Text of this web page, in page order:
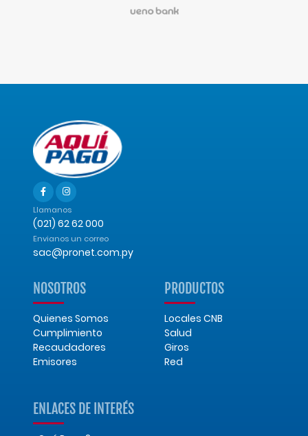
Llamanos
(021) 62 62 000
Envianos un correo
sac@pronet.com.py
NOSOTROS
Quienes Somos
Cumplimiento
Recaudadores
Emisores
PRODUCTOS
Locales CNB
Salud
Giros
Red
ENLACES DE INTERÉS